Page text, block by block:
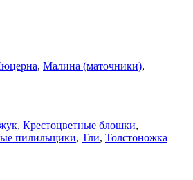
, Малина (маточники),
, Крестоцветные блошки,
пилильщики, Тли, Толстоножка